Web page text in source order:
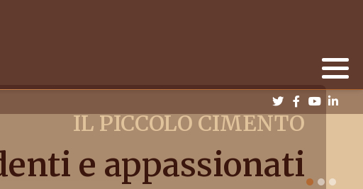
IL PICCOLO CIMENTO
e appassionati